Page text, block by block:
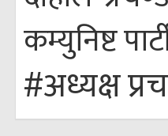
कम्युनिष्ट
#अध्यक्ष